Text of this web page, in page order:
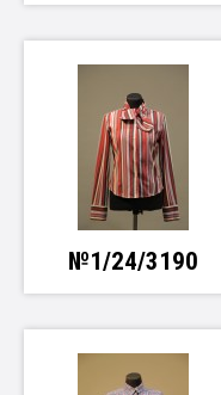
№1/24/3190